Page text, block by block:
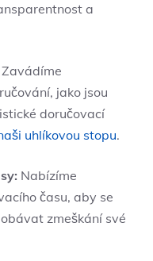
a
Zavádíme
jako jsou
doručovací
uhlíkovou stopu.
Nabízíme
času, aby se
zmeškání své